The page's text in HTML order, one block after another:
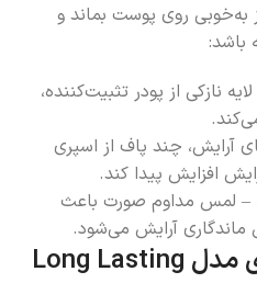
به‌خوبی روی پوست بماند و
باشد:
نازکی از پودر تثبیت‌کننده،
آرایش، چند پاف از اسپری
افزایش پیدا کند.
– لمس مداوم صورت باعث
ماندگاری آرایش می‌شود.
مدل Long Lasting